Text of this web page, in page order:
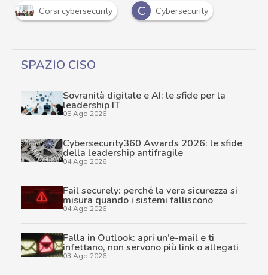
Corsi cybersecurity C Cybersecurity
SPAZIO CISO
Sovranità digitale e AI: le sfide per la
leadership IT
05 Ago 2026
Cybersecurity360 Awards 2026: le sfide
della leadership antifragile
04 Ago 2026
Fail securely: perché la vera sicurezza si
misura quando i sistemi falliscono
04 Ago 2026
Falla in Outlook: apri un’e-mail e ti
infettano, non servono più link o allegati
03 Ago 2026